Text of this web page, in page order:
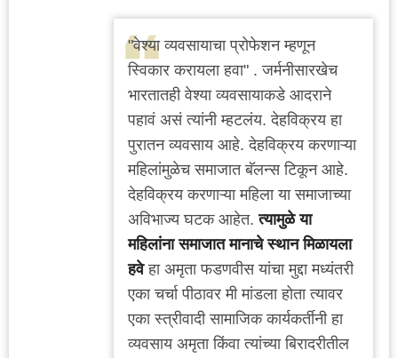
"वेश्या व्यवसायाचा प्रोफेशन म्हणून
स्विकार करायला हवा" . जर्मनीसारखेच
भारतातही वेश्या व्यवसायाकडे आदराने
पहावं असं त्यांनी म्हटलंय. देहविक्रय हा
पुरातन व्यवसाय आहे. देहविक्रय करणाऱ्या
महिलांमुळेच समाजात बॅलन्स टिकून आहे.
देहविक्रय करणाऱ्या महिला या समाजाच्या
अविभाज्य घटक आहेत.त्यामुळे या
महिलांना समाजात मानाचे स्थान मिळायला
हवेहा अमृता फडणवीस यांचा मुद्दा मध्यंतरी
एका चर्चा पीठावर मी मांडला होता त्यावर
एका स्त्रीवादी सामाजिक कार्यकर्तीनी हा
व्यवसाय अमृता किंवा त्यांच्या बिरादरीतील